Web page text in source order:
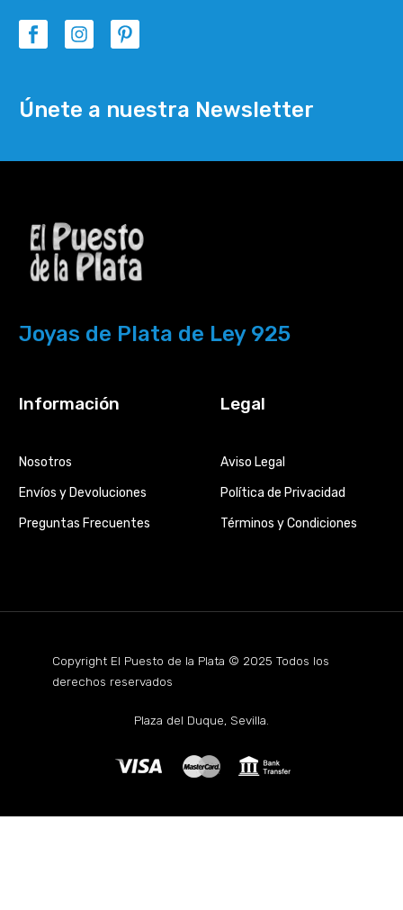
Únete a nuestra Newsletter
Joyas de Plata de Ley 925
Información
Nosotros
Envíos y Devoluciones
Preguntas Frecuentes
Legal
Aviso Legal
Política de Privacidad
Términos y Condiciones
Copyright El Puesto de la Plata © 2025 Todos los
derechos reservados
Plaza del Duque, Sevilla.